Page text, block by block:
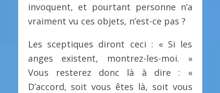
invoquent, et pourtant personne n’a
vraiment vu ces objets, n’est-ce pas ?
Les sceptiques diront ceci : « Si les
anges existent, montrez-les-moi. »
Vous resterez donc là à dire : «
D’accord, soit vous êtes là, soit vous